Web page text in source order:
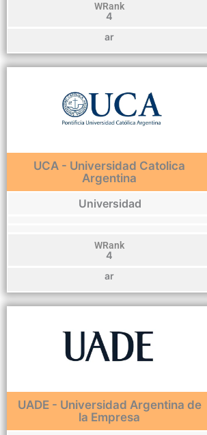
WRank
4
ar
UCA - Universidad Catolica
Argentina
Universidad
WRank
4
ar
UADE - Universidad Argentina de
la Empresa